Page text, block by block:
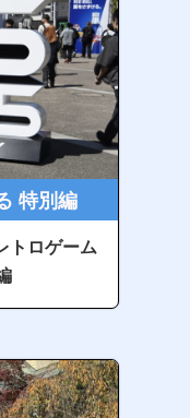
特別編
トロゲーム